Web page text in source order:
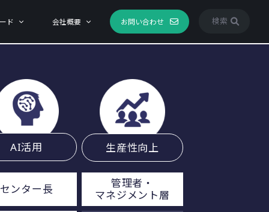
ド 会社概要 お問い合わせ 検索
AI活用 生産性向上
センター長
管理者・
マネジメント層